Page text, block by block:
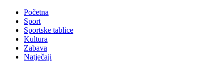
Početna
Sport
Sportske tablice
Kultura
Zabava
Natječaji